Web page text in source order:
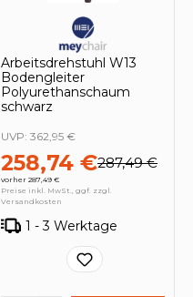
Arbeitsdrehstuhl W13
Bodengleiter
Polyurethanschaum
schwarz
258,74 €287,49 €
vorher 287,49 €
UVP: 362,95 €
Preise inkl. MwSt., ggf. zzgl.
Versandkosten
1 - 3 Werktage